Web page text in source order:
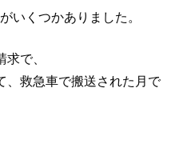
いくつかありました。
で、
、救急車で搬送された月で